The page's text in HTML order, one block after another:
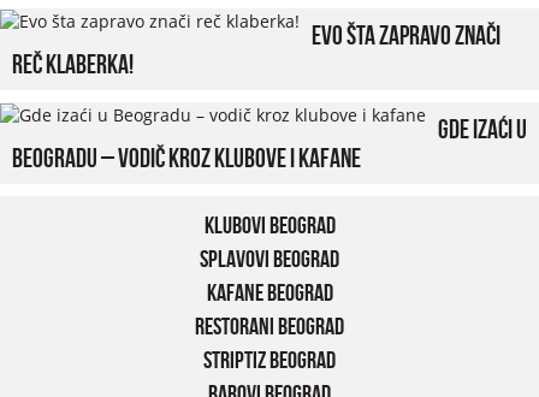
Evo šta zapravo znači
reč klaberka!
Gde izaći u
Beogradu – vodič kroz klubove i kafane
Klubovi Beograd
Splavovi Beograd
Kafane Beograd
Restorani Beograd
Striptiz Beograd